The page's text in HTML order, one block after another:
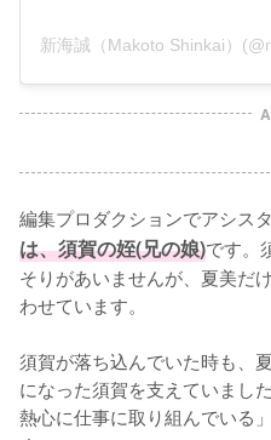
編集プロダクションでアシス
は、須賀の姪(兄の娘)です。
そりがあいませんが、夏美だ
わせています。
須賀が落ち込んでいた時も、
になった須賀を支えていまし
熱心に仕事に取り組んでいる